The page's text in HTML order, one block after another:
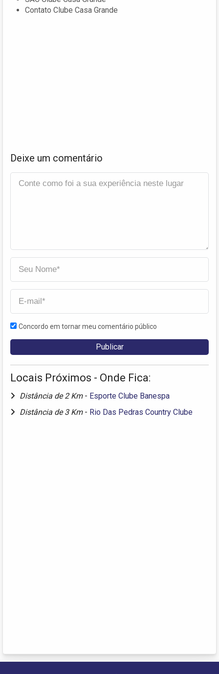
Contato Clube Casa Grande
Deixe um comentário
Concordo em tornar meu comentário público
Locais Próximos - Onde Fica:
Distância de 2 Km - Esporte Clube Banespa
Distância de 3 Km - Rio Das Pedras Country Clube